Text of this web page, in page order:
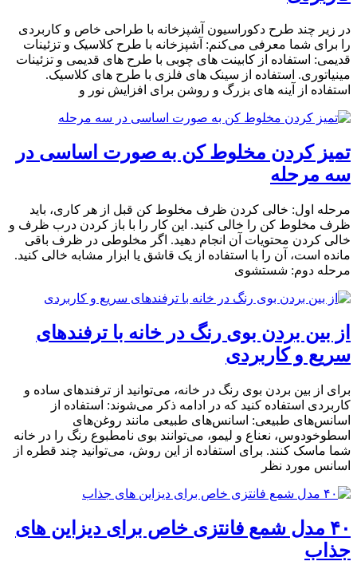
در زیر چند طرح دکوراسیون آشپزخانه با طراحی خاص و کاربردی
را برای شما معرفی می‌کنم: آشپزخانه با طرح کلاسیک و تزئینات
قدیمی: استفاده از کابینت های چوبی با طرح های قدیمی و تزئینات
مینیاتوری. استفاده از سینک های فلزی با طرح های کلاسیک.
استفاده از آینه های بزرگ و روشن برای افزایش نور و
تمیز کردن مخلوط کن به صورت اساسی در
سه مرحله
مرحله اول: خالی کردن ظرف مخلوط کن قبل از هر کاری، باید
ظرف مخلوط کن را خالی کنید. این کار را با باز کردن درب ظرف و
خالی کردن محتویات آن انجام دهید. اگر مخلوطی در ظرف باقی
مانده است، آن را با استفاده از یک قاشق یا ابزار مشابه خالی کنید.
مرحله دوم: شستشوی
از بین بردن بوی رنگ در خانه با ترفندهای
سریع و کاربردی
برای از بین بردن بوی رنگ در خانه، می‌توانید از ترفندهای ساده و
کاربردی استفاده کنید که در ادامه ذکر می‌شوند: استفاده از
اسانس‌های طبیعی: اسانس‌های طبیعی مانند روغن‌های
اسطوخودوس، نعناع و لیمو، می‌توانند بوی نامطبوع رنگ را در خانه
شما ماسک کنند. برای استفاده از این روش، می‌توانید چند قطره از
اسانس مورد نظر
۴۰ مدل شمع فانتزی خاص برای دیزاین های
جذاب